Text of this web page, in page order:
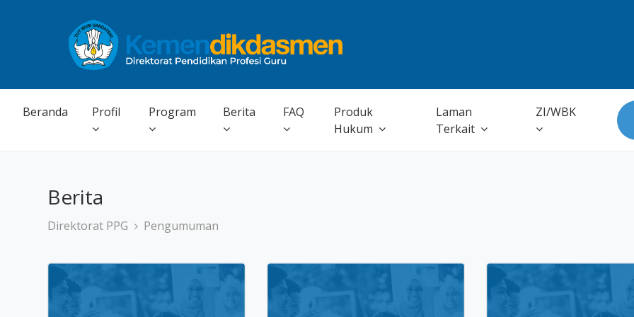
Beranda Profil Program Berita FAQ
Produk
Hukum
Laman
Terkait
ZI/WBK
Berita
Direktorat PPG Pengumuman